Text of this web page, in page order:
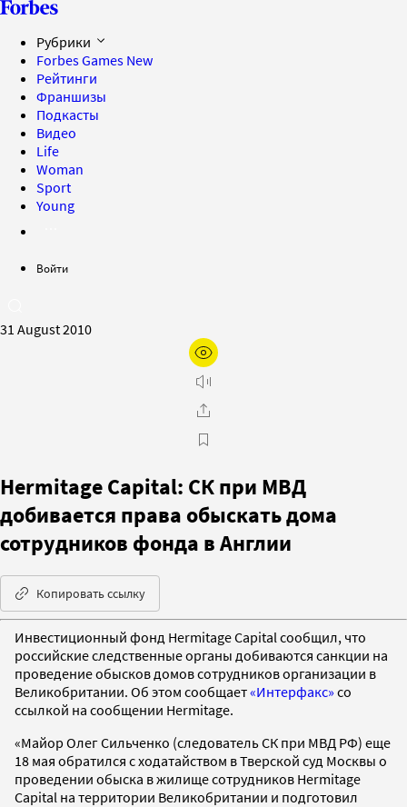
Рубрики
Forbes Games New
Рейтинги
Франшизы
Подкасты
Видео
Life
Woman
Sport
Young
Войти
31 August 2010
Hermitage Capital: СК при МВД
добивается права обыскать дома
сотрудников фонда в Англии
Копировать ссылку
Инвестиционный фонд Hermitage Capital сообщил, что
российские следственные органы добиваются санкции на
проведение обысков домов сотрудников организации в
Великобритании. Об этом сообщает«Интерфакс» со
ссылкой на сообщении Hermitage.
«Майор Олег Сильченко (следователь СК при МВД РФ) еще
18 мая обратился с ходатайством в Тверской суд Москвы о
проведении обыска в жилище сотрудников Hermitage
Capital на территории Великобритании и подготовил